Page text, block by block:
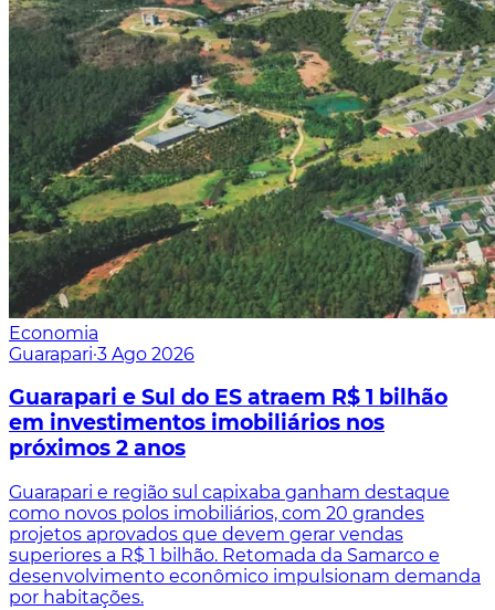
Economia
Guarapari·3 Ago 2026
Guarapari e Sul do ES atraem R$ 1 bilhão
em investimentos imobiliários nos
próximos 2 anos
Guarapari e região sul capixaba ganham destaque
como novos polos imobiliários, com 20 grandes
projetos aprovados que devem gerar vendas
superiores a R$ 1 bilhão. Retomada da Samarco e
desenvolvimento econômico impulsionam demanda
por habitações.